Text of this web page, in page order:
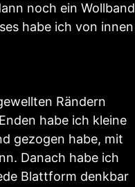
noch ein Wollband
habe ich von innen
Rändern
habe ich kleine
gezogen habe, mit
Danach habe ich
Blattform denkbar